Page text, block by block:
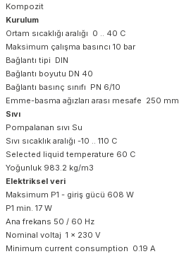
Kompozit
Kurulum
Ortam sıcaklığı aralığı 0 .. 40 C
Maksimum çalışma basıncı 10 bar
Bağlantı tipi DIN
Bağlantı boyutu DN 40
Bağlantı basınç sınıfı PN 6/10
Emme-basma ağızları arası mesafe 250 mm
Sıvı
Pompalanan sıvı Su
Sıvı sıcaklık aralığı -10 .. 110 C
Selected liquid temperature 60 C
Yoğunluk 983.2 kg/m3
Elektriksel veri
Maksimum P1 - giriş gücü 608 W
P1 min. 17 W
Ana frekans 50 / 60 Hz
Nominal voltaj 1 x 230 V
Minimum current consumption 0.19 A